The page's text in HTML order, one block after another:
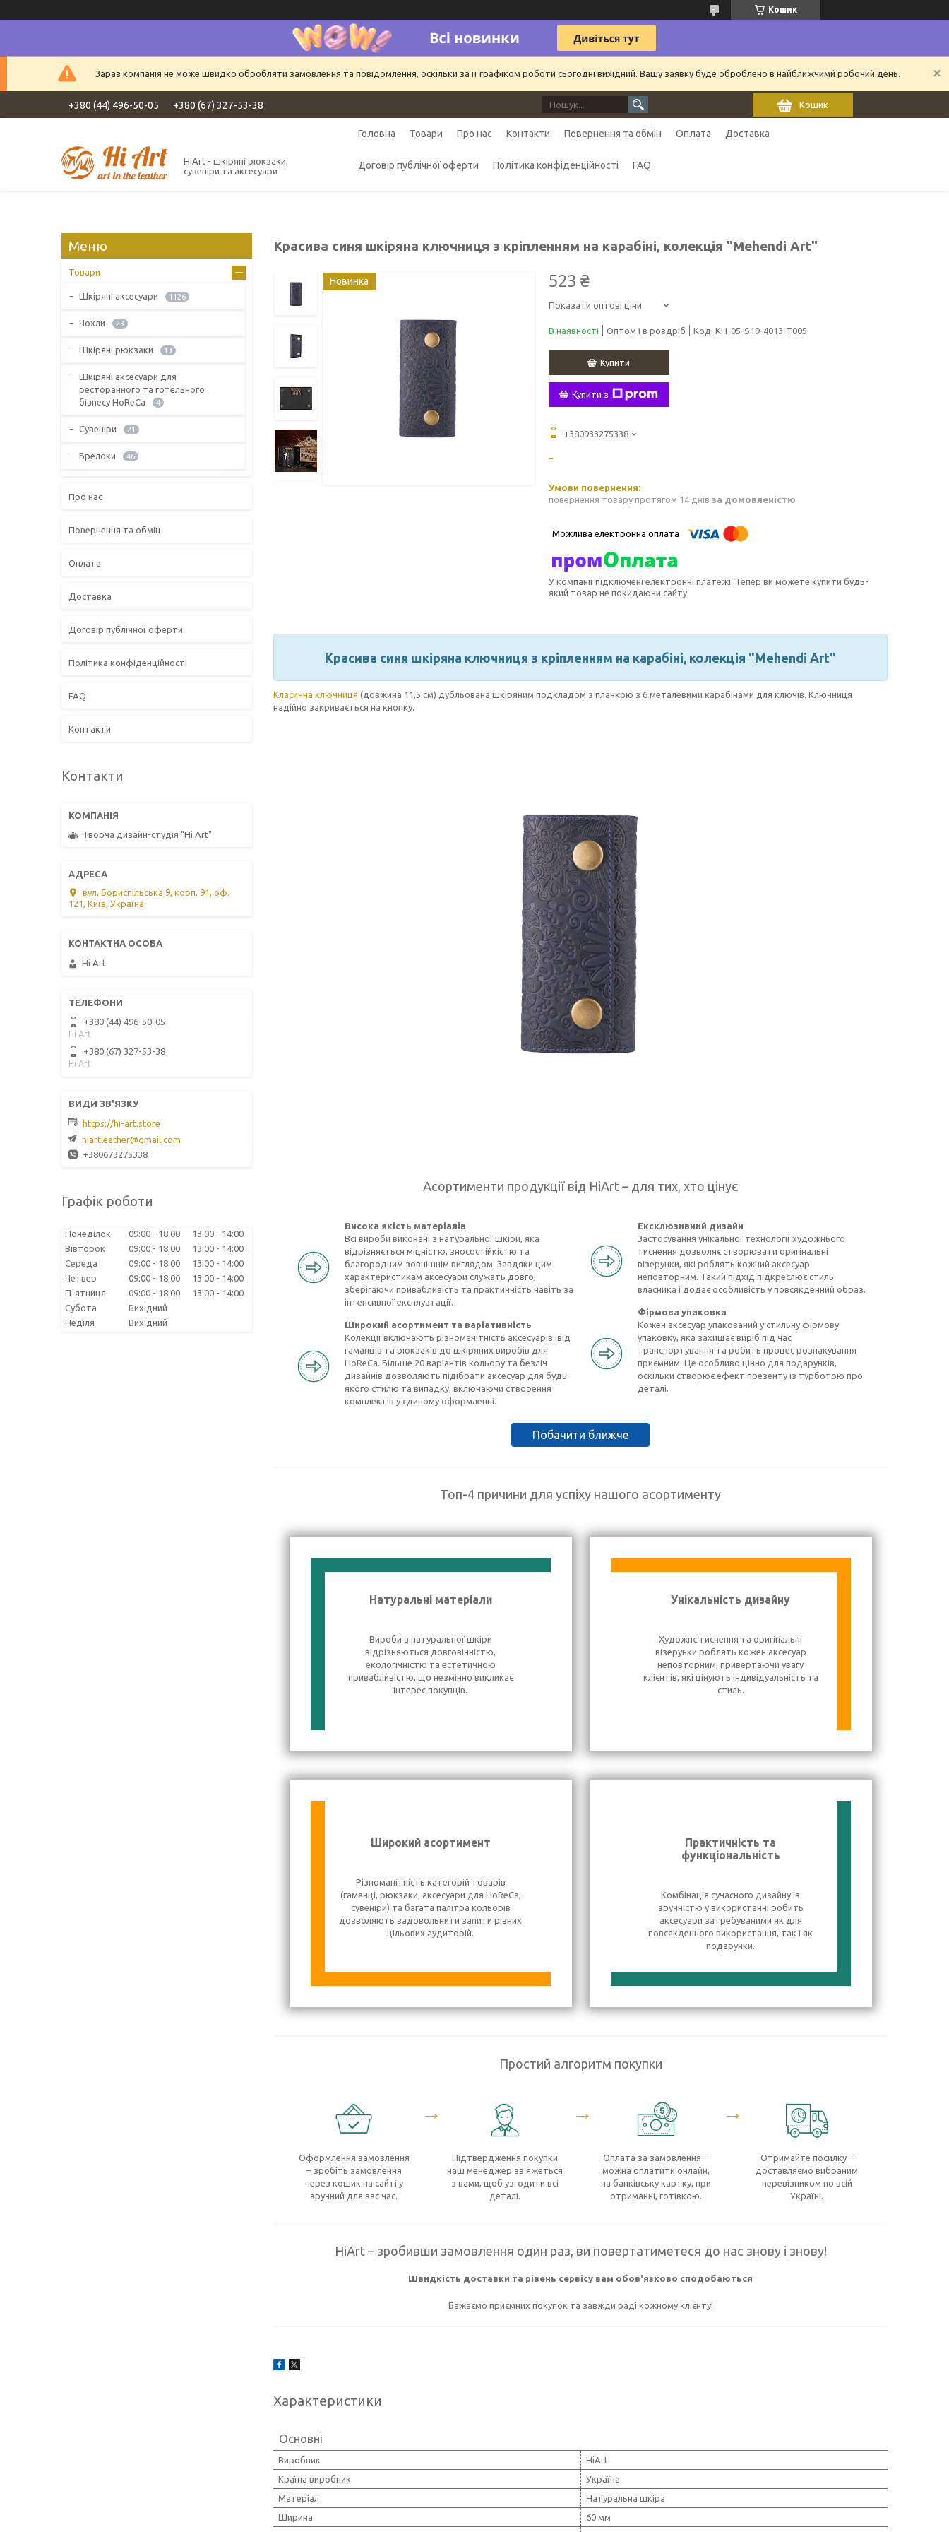
Кошик
Зараз компанія не може швидко обробляти замовлення та повідомлення, оскільки за її графіком роботи сьогодні вихідний. Вашу заявку буде оброблено в найближчимй робочий день.
+380 (44) 496-50-05 +380 (67) 327-53-38 Кошик
HiArt - шкіряні рюкзаки,
сувеніри та аксесуари
Головна Товари Про нас Контакти Повернення та обмін Оплата Доставка
Договір публічної оферти Політика конфіденційності FAQ
Красива синя шкіряна ключниця з кріпленням на карабіні, колекція "Mehendi Art"
Новинка 523 ₴
Показати оптові ціни
В наявності Оптом і в роздріб Код: KH-05-S19-4013-T005
Купити
Купити з
+380933275338
повернення товару протягом 14 днів за домовленістю
У компанії підключені електронні платежі. Тепер ви можете купити будь-
який товар не покидаючи сайту.
Красива синя шкіряна ключниця з кріпленням на карабіні, колекція "Mehendi Art"
Класична ключниця (довжина 11,5 см) дубльована шкіряним подкладом з планкою з 6 металевими карабінами для ключів. Ключниця
надійно закривається на кнопку.
Асортименти продукції від HiArt – для тих, хто цінує
Висока якість матеріалів
Всі вироби виконані з натуральної шкіри, яка
відрізняється міцністю, зносостійкістю та
благородним зовнішнім виглядом. Завдяки цим
характеристикам аксесуари служать довго,
зберігаючи привабливість та практичність навіть за
інтенсивної експлуатації.
Широкий асортимент та варіативність
Колекції включають різноманітність аксесуарів: від
гаманців та рюкзаків до шкіряних виробів для
HoReCa. Більше 20 варіантів кольору та безліч
дизайнів дозволяють підібрати аксесуар для будь-
якого стилю та випадку, включаючи створення
комплектів у єдиному оформленні.
Ексклюзивний дизайн
Застосування унікальної технології художнього
тиснення дозволяє створювати оригінальні
візерунки, які роблять кожний аксесуар
неповторним. Такий підхід підкреслює стиль
власника і додає особливість у повсякденний образ.
Фірмова упаковка
Кожен аксесуар упакований у стильну фірмову
упаковку, яка захищає виріб під час
транспортування та робить процес розпакування
приємним. Це особливо цінно для подарунків,
оскільки створює ефект презенту із турботою про
деталі.
Побачити ближче
Топ-4 причини для успіху нашого асортименту
Натуральні матеріали
Вироби з натуральної шкіри
відрізняються довговічністю,
екологічністю та естетичною
привабливістю, що незмінно викликає
інтерес покупців.
Унікальність дизайну
Художнє тиснення та оригінальні
візерунки роблять кожен аксесуар
неповторним, привертаючи увагу
клієнтів, які цінують індивідуальність та
стиль.
Широкий асортимент
Різноманітність категорій товарів
(гаманці, рюкзаки, аксесуари для HoReCa,
сувеніри) та багата палітра кольорів
дозволяють задовольнити запити різних
цільових аудиторій.
Практичність та
функціональність
Комбінація сучасного дизайну із
зручністю у використанні робить
аксесуари затребуваними як для
повсякденного використання, так і як
подарунки.
Простий алгоритм покупки
Оформлення замовлення
– зробіть замовлення
через кошик на сайті у
зручний для вас час.
→
Підтвердження покупки
наш менеджер зв'яжеться
з вами, щоб узгодити всі
деталі.
→
Оплата за замовлення –
можна оплатити онлайн,
на банківську картку, при
отриманні, готівкою.
→
Отримайте посилку –
доставляємо вибраним
перевізником по всій
Україні.
HiArt – зробивши замовлення один раз, ви повертатиметеся до нас знову і знову!
Швидкість доставки та рівень сервісу вам обов'язково сподобаються
Бажаємо приємних покупок та завжди раді кожному клієнту!
Характеристики
Основні
Виробник
HiArt
Країна виробник
Україна
Матеріал
Натуральна шкіра
Ширина
60 мм
Товари
Шкіряні аксесуари 1126
Чохли 23
Шкіряні рюкзаки 13
Шкіряні аксесуари для
ресторанного та готельного
бізнесу HoReCa
4
Сувеніри 21
Брелоки 46
Про нас
Повернення та обмін
Оплата
Доставка
Договір публічної оферти
Політика конфіденційності
FAQ
Контакти
Контакти
Творча дизайн-студія "Hi Art"
вул. Бориспільська 9, корп. 91, оф.
121, Київ, Україна
Hi Art
+380 (44) 496-50-05
Hi Art
+380 (67) 327-53-38
Hi Art
https://hi-art.store
hiartleather@gmail.com
+380673275338
Графік роботи
Понеділок 09:00 18:00 13:00
14:00
Вівторок
09:00 18:00 13:00
14:00
Середа
09:00 18:00 13:00
14:00
Четвер
09:00 18:00 13:00
14:00
Пʼятниця
09:00 18:00 13:00
14:00
Субота
Вихідний
Неділя
Вихідний